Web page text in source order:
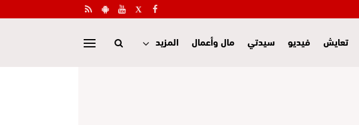
تعايش فيديو سيدتي مال وأعمال المزيد